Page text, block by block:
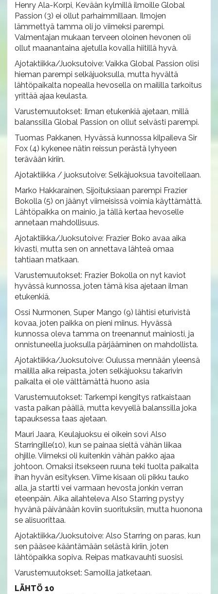
Henry Ala-Korpi, Kevään kylmillä ilmoille Global
Passion (3) ei ollut parhaimmillaan. Ilmojen
lämmettyä tamma oli jo viimeksi parempi.
Valmentajan mukaan terveen oloinen hevonen oli
ollut maanantaina ajetulla kovalla hiitillä hyvä.
Ajotaktiikka/Juoksutoive: Vaikka Global Passion olisi
hieman parempi selkäjuoksulla, mutta hyvältä
lähtöpaikalta nopealla hevosella on maililla tarkoitus
yrittää ajaa keulasta.
Varustemuutokset: Ilman etukenkiä ajetaan, millä
balanssilla Global Passion on ollut selvästi parempi.
Tuomas Pakkanen, Hyvässä kunnossa kilpaileva Sir
Fox (4) kykenee nätin reissun perästä lyhyeen
terävään kiriin.
Ajotaktiikka / juoksutoive: Selkäjuoksua tavoitellaan.
Marko Hakkarainen, Sijoituksiaan parempi Frazier
Bokolla (5) on jäänyt viimeisissä voimia käyttämättä.
Lähtöpaikka on mainio, ja tällä kertaa hevoselle
annetaan mahdollisuus.
Ajotaktiikka/Juoksutoive: Frazier Boko avaa aika
kivasti, mutta sen on annettava lähteä omaa
tahtiaan matkaan.
Varustemuutokset: Frazier Bokolla on nyt kaviot
hyvässä kunnossa, joten tämä kisa ajetaan ilman
etukenkiä.
Ossi Nurmonen, Super Mango (9) lähtisi eturivistä
kovaa, joten paikka on pieni miinus. Hyvässä
kunnossa oleva tamma on treenannut mainiosti, ja
onnistuneella juoksulla pärjääminen on mahdollista.
Ajotaktiikka/Juoksutoive: Oulussa mennään yleensä
maililla aika reipasta, joten selkäjuoksu takarivin
paikalta ei ole välttämättä huono asia
Varustemuutokset: Tarkempi kengitys ratkaistaan
vasta paikan päällä, mutta kevyellä balanssilla joka
tapauksessa taas ajetaan.
Mauri Jaara, Keulajuoksu ei oikein sovi Also
Starringille(10), kun se painaa sieltä vähän liikaa
ohjille. Viimeksi oli kuitenkin vähän pakko ajaa
johtoon. Omaksi itsekseen ruuna teki tuolta paikalta
ihan hyvän esityksen. Viime kisaan oli pikku tauko
alla, ja startti vei varmaan hevosta jonkin verran
eteenpäin. Aika ailahteleva Also Starring pystyy
hyvänä päivänään koviin suorituksiin, mutta huonona
se alisuorittaa.
Ajotaktiikka/Juoksutoive: Also Starring on paras, kun
sen pääsee kääntämään selästä kiriin, joten
lähtöpaikka sopiva. Reipas matkavauhti suosisi.
Varustemuutokset: Samoilla jatketaan.
LÄHTÖ 10